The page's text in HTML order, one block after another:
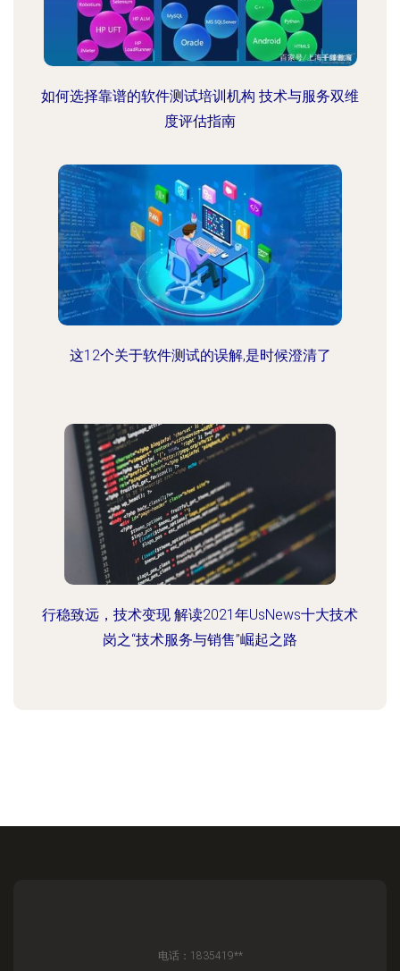
如何选择靠谱的软件测试培训机构 技术与服务双维
度评估指南
这12个关于软件测试的误解,是时候澄清了
行稳致远，技术变现 解读2021年UsNews十大技术
岗之“技术服务与销售”崛起之路
电话：1835419**